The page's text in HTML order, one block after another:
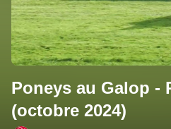
Poneys au Galop -
(octobre 2024)